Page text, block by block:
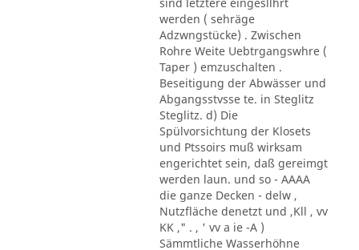
werden ( sehräge
Adzwngstücke) . Zwischen
Rohre Weite Uebtrgangswhre (
Taper ) emzuschalten .
Beseitigung der Abwässer und
Abgangsstvsse te. in Steglitz
Steglitz. d) Die
Spülvorsichtung der Klosets
und Ptssoirs muß wirksam
engerichtet sein, daß gereimgt
werden laun. und so - AAAA
die ganze Decken - delw ,
Nutzfläche denetzt und ,Kll , vv
KK ," . , ' vv a ie -A )
Sämmtliche Wasserhöhne